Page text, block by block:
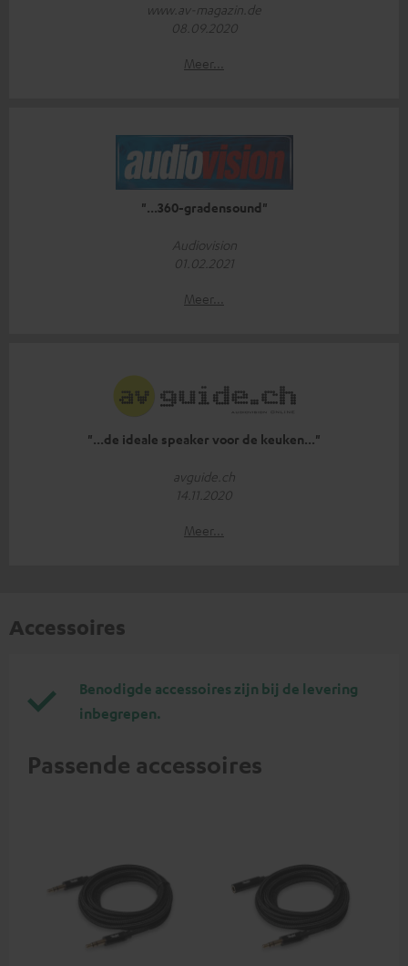
www.av-magazin.de
08.09.2020
Meer...
"...360-gradensound"
Audiovision
01.02.2021
Meer...
"...de ideale speaker voor de keuken..."
avguide.ch
14.11.2020
Meer...
Accessoires
Benodigde accessoires zijn bij de levering
inbegrepen.
Passende accessoires